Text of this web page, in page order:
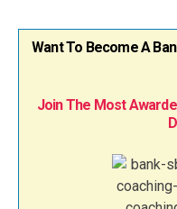
Want To Become A
Join The Most